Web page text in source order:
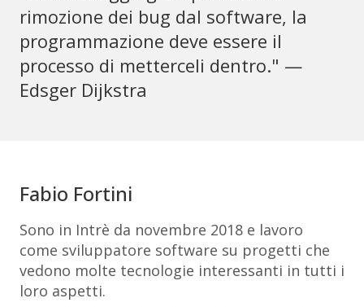
rimozione dei bug dal software, la
programmazione deve essere il
processo di metterceli dentro." —
Edsger Dijkstra
Fabio Fortini
Sono in Intrè da novembre 2018 e lavoro
come sviluppatore software su progetti che
vedono molte tecnologie interessanti in tutti i
loro aspetti.